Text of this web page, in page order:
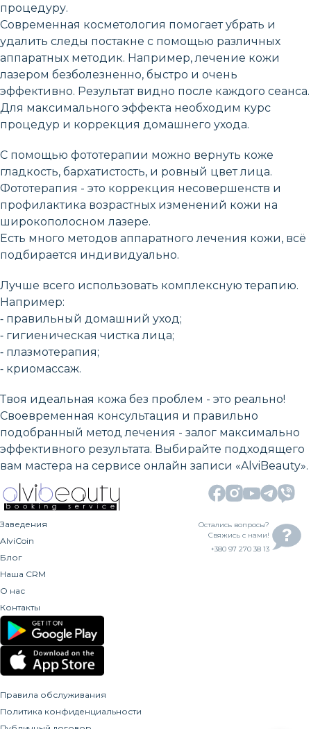
процедуру.
Современная косметология помогает убрать и
удалить следы постакне с помощью различных
аппаратных методик. Например, лечение кожи
лазером безболезненно, быстро и очень
эффективно. Результат видно после каждого сеанса.
Для максимального эффекта необходим курс
процедур и коррекция домашнего ухода.
С помощью фототерапии можно вернуть коже
гладкость, бархатистость, и ровный цвет лица.
Фототерапия - это коррекция несовершенств и
профилактика возрастных изменений кожи на
широкополосном лазере.
Есть много методов аппаратного лечения кожи, всё
подбирается индивидуально.
Лучше всего использовать комплексную терапию.
Например:
⁃ правильный домашний уход;
⁃ гигиеническая чистка лица;
⁃ плазмотерапия;
⁃ криомассаж.
Твоя идеальная кожа без проблем - это реально!
Своевременная консультация и правильно
подобранный метод лечения - залог максимально
эффективного результата. Выбирайте подходящего
вам мастера на сервисе онлайн записи «AlviBeauty».
Заведения
AlviCoin
Блог
Наша CRM
О нас
Контакты
Остались вопросы?
Свяжись с нами!
+380 97 270 38 13
Правила обслуживания
Политика конфиденциальности